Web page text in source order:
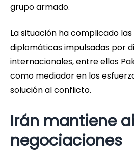
grupo armado.
La situación ha complicado
diplomáticas impulsadas por
internacionales, entre ellos
como mediador en los
solución al conflicto.
Irán mantiene
negociaciones